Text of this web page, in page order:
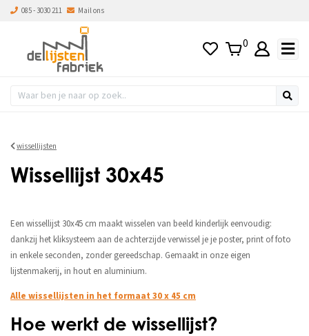
085 - 3030 211 Mail ons
0
wissellijsten
Wissellijst 30x45
Een wissellijst 30x45 cm maakt wisselen van beeld kinderlijk eenvoudig:
dankzij het kliksysteem aan de achterzijde verwissel je je poster, print of foto
in enkele seconden, zonder gereedschap. Gemaakt in onze eigen
lijstenmakerij, in hout en aluminium.
Alle wissellijsten in het formaat 30 x 45 cm
Hoe werkt de wissellijst?